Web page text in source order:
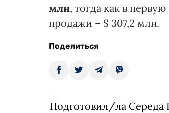
млн, тогда как в
продажи – $ 307,2 млн.
Поделиться
Подготовил/ла Середа